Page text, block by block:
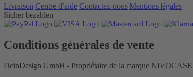
Livraison Centre d’aide Contactez‑nous Mentions légales
Sicher bezahlen
Conditions générales de vente
DeinDesign GmbH - Propriétaire de la marque NIVOCASE